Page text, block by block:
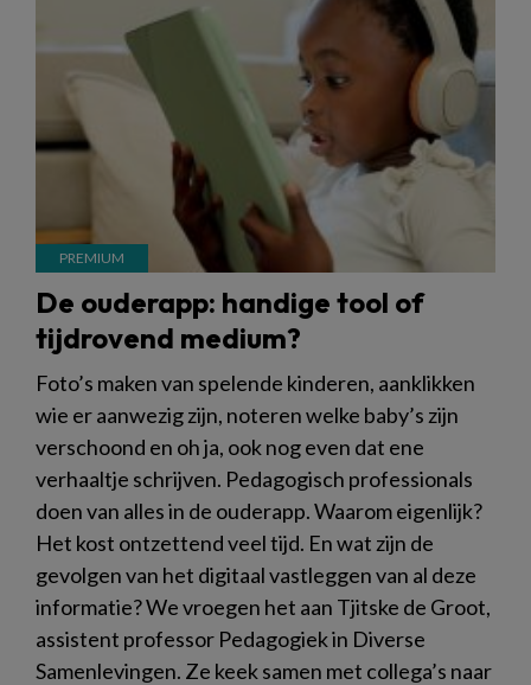
De ouderapp: handige tool of
tijdrovend medium?
Foto’s maken van spelende kinderen, aanklikken
wie er aanwezig zijn, noteren welke baby’s zijn
verschoond en oh ja, ook nog even dat ene
verhaaltje schrijven. Pedagogisch professionals
doen van alles in de ouderapp. Waarom eigenlijk?
Het kost ontzettend veel tijd. En wat zijn de
gevolgen van het digitaal vastleggen van al deze
informatie? We vroegen het aan Tjitske de Groot,
assistent professor Pedagogiek in Diverse
Samenlevingen. Ze keek samen met collega’s naar